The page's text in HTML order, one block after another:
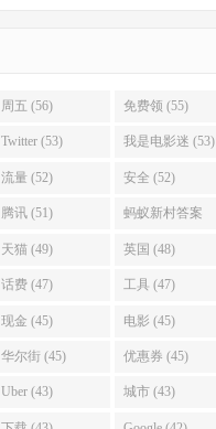
周五 (56) 免费领 (55)
Twitter (53) 我是电影迷 (53)
流量 (52) 安全 (52)
腾讯 (51) 蚂蚁新村答案
(51)
天猫 (49) 英国 (48)
话费 (47) 工具 (47)
现金 (45) 电影 (45)
华尔街 (45) 优惠券 (45)
Uber (43) 城市 (43)